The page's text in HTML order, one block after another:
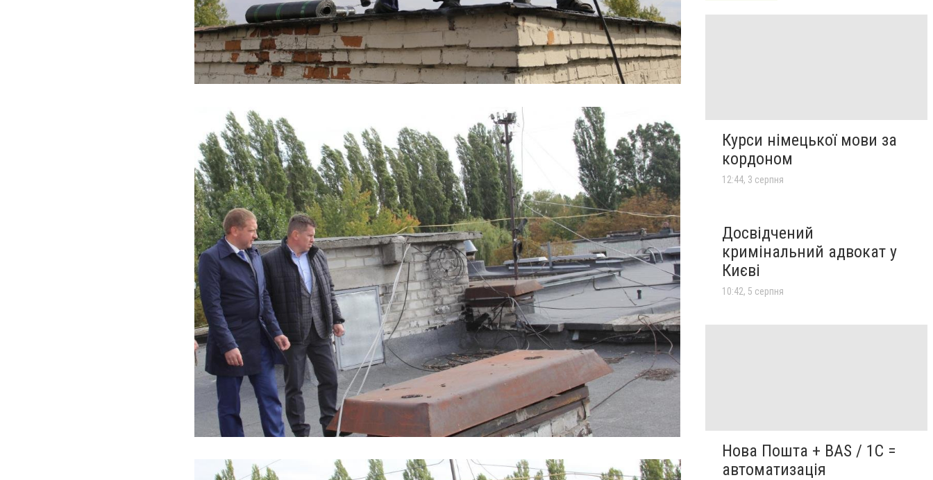
Курси німецької мови за
кордоном
12:44, 3 серпня
Досвідчений
кримінальний адвокат у
Києві
10:42, 5 серпня
Нова Пошта + BAS / 1C =
автоматизація